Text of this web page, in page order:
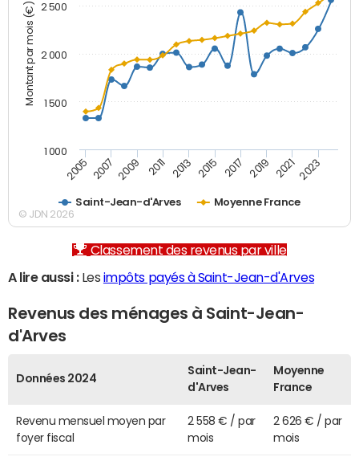
Montant par mois (€)
Saint-Jean-d'Arves Moyenne France
2005 2007 2009 2011 2013 2015 2017 2019 2021 2023
1 000
1 500
2 000
2 500
© JDN 2026
Classement des revenus par ville
A lire aussi :Les impôts payés à Saint-Jean-d'Arves
Revenus des ménages à Saint-Jean-
d'Arves
Données 2024
Saint-Jean-
d'Arves
Moyenne
France
Revenu mensuel moyen par
foyer fiscal
2 558 € / par
mois
2 626 € / par
mois